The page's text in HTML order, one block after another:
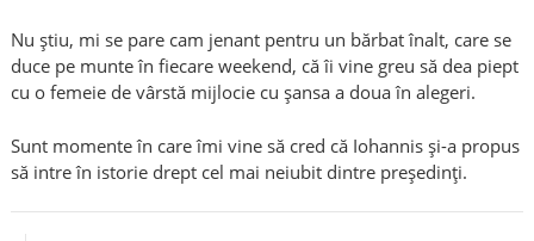
Nu știu, mi se pare cam jenant pentru un bărbat înalt, care se
duce pe munte în fiecare weekend, că îi vine greu să dea piept
cu o femeie de vârstă mijlocie cu șansa a doua în alegeri.
Sunt momente în care îmi vine să cred că Iohannis și-a propus
să intre în istorie drept cel mai neiubit dintre președinți.